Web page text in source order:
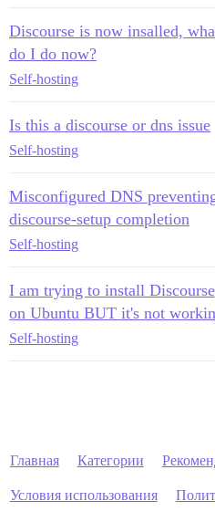
Discourse is now insalled,
do I do now?
Self-hosting
Is this a discourse or dns issue
Self-hosting
Misconfigured DNS
discourse-setup completion
Self-hosting
I am trying to install Discourse
on Ubuntu BUT it's not
Self-hosting
Главная Категории
Условия использования